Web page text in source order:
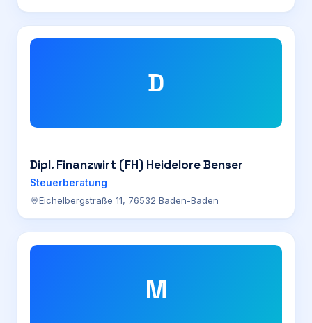
D
Dipl. Finanzwirt (FH) Heidelore Benser
Steuerberatung
Eichelbergstraße 11, 76532 Baden-Baden
M